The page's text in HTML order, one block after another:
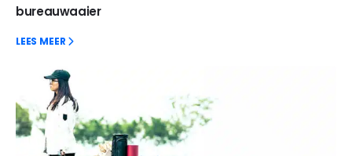
bureauwaaier
LEES MEER